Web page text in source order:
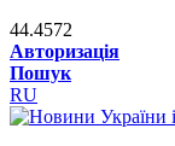
44.4572
Авторизація
Пошук
RU